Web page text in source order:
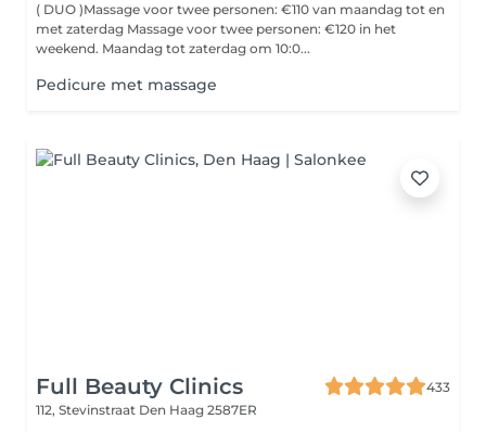
( DUO )Massage voor twee personen: €110 van maandag tot en
met zaterdag Massage voor twee personen: €120 in het
weekend. Maandag tot zaterdag om 10:0...
Pedicure met massage
Full Beauty Clinics
433
112, Stevinstraat Den Haag 2587ER